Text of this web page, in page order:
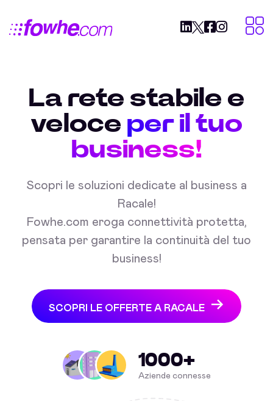
La rete stabile e
veloce per il tuo
business!
Scopri le soluzioni dedicate al business a
Racale!
Fowhe.com eroga connettività protetta,
pensata per garantire la continuità del tuo
business!
SCOPRI LE OFFERTE A RACALE
1000+
Aziende connesse